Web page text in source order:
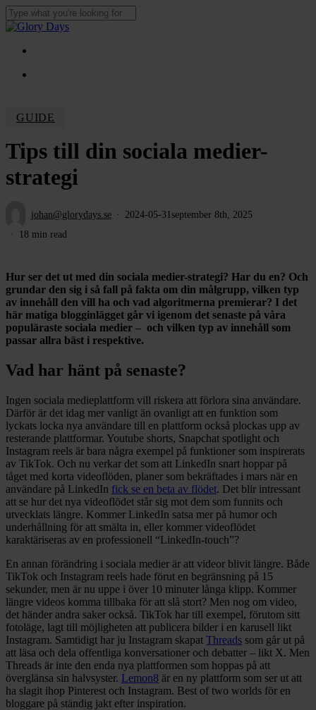
Skip
to
content
Close
Menu
GUIDE
Tips till din sociala medier-
strategi
johan@glorydays.se 2024-05-31 september 8th, 2025
18 min read
Hur ser det ut med din sociala medier-strategi? Har du en? Och
grundar den sig i så fall på fakta om din målgrupp, vilken typ
av innehåll den vill ha och vad algoritmerna premierar? I det
här matiga blogginlägget går vi igenom det senaste på våra
populäraste sociala medier – och vilken typ av innehåll som
passar allra bäst i respektive.
Vad har hänt på senaste?
Ingen sociala medieplattform vill riskera att förlora sina användare.
Därför är det idag mer vanligt än ovanligt att en funktion som
lyckats locka nya användare till en plattform också plockas upp av
resterande plattformar. Youtube shorts, Snapchat spotlight och
Instagram reels är bara några exempel på funktioner som inspirerats
av TikTok. Och nu verkar det som att LinkedIn snart hoppar på
tåget med korta videoflöden, planer som bekräftades i mars när en
användare på LinkedIn fick se en beta av flödet. Det blir intressant
att se hur det nya videoflödet står sig mot dem som funnits och
utvecklats längre. Kommer LinkedIn satsa mer på humor och
underhållning för att smälta in, eller kommer videoflödet
karaktäriseras av en professionell “LinkedIn-touch”?
En annan förändring i sociala medier är att videor blivit längre. Både
TikTok och Instagram reels hade förut en begränsning på 15
sekunder, men är nu uppe i över 10 minuter långa klipp. Kommer
längre videos komma tillbaka för att slå stort? Men nog om video,
det händer andra saker också. TikTok har till exempel, förutom sitt
fotoläge, lagt till möjligheten att publicera bilder i en karusell likt
Instagram. Samtidigt har ju Instagram skapat Threads som går ut på
att läsa och dela offentliga konversationer och debatter – likt X. Men
Threads är inte den enda nya plattformen som hoppas på att
överglänsa sin halvsyster. Lemon8 är en ny plattform som ser ut att
ha slagit ihop Pinterest och Instagram. Best of two worlds för en
bloggare på ständig jakt efter inspiration.